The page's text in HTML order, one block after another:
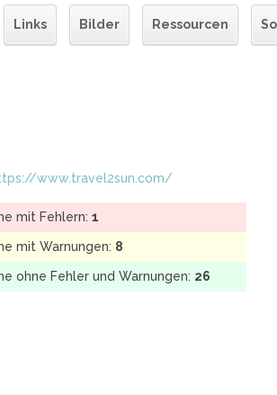
Links Bilder Ressourcen
www.travel2sun.com/
mit Fehlern: 1
mit Warnungen: 8
ohne Fehler und Warnungen: 26